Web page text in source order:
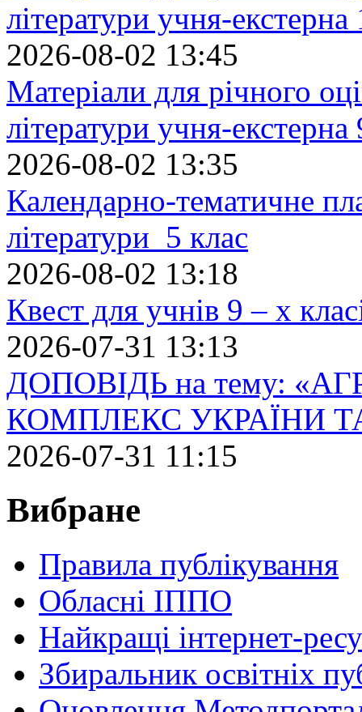
літератури учня-екстерна
2026-08-02 13:45
Матеріали для річного
літератури учня-екстерна
2026-08-02 13:35
Календарно-тематичне
літератури 5 клас
2026-08-02 13:18
Квест для учнів 9 – х
2026-07-31 13:13
ДОПОВІДЬ на тему:
КОМПЛЕКС УКРАЇНИ
2026-07-31 11:15
Вибране
Правила публікування
Обласні ІППО
Найкращі інтернет-
Збиральник освітніх